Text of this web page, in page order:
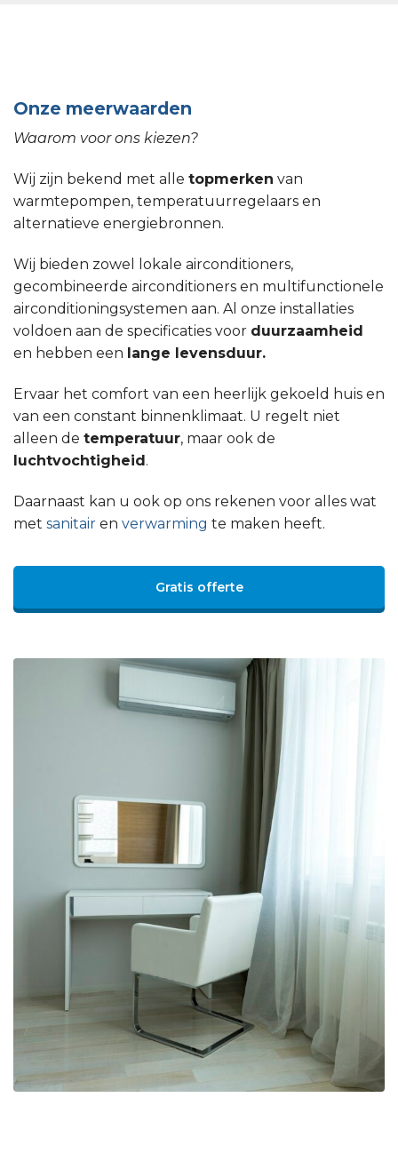
Onze meerwaarden
Waarom voor ons kiezen?
Wij zijn bekend met alle topmerken van
warmtepompen, temperatuurregelaars en
alternatieve energiebronnen.
Wij bieden zowel lokale airconditioners,
gecombineerde airconditioners en multifunctionele
airconditioningsystemen aan. Al onze installaties
voldoen aan de specificaties voor duurzaamheid
en hebben een lange levensduur.
Ervaar het comfort van een heerlijk gekoeld huis en
van een constant binnenklimaat. U regelt niet
alleen de temperatuur, maar ook de
luchtvochtigheid.
Daarnaast kan u ook op ons rekenen voor alles wat
met sanitair en verwarming te maken heeft.
Gratis offerte